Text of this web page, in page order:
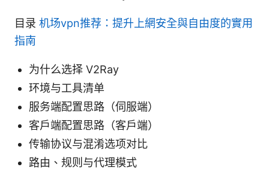
目录 机场vpn推荐：提升上網安全與自由度的實用
指南
为什么选择 V2Ray
环境与工具清单
服务端配置思路（伺服端）
客户端配置思路（客户端）
传输协议与混淆选项对比
路由、规则与代理模式